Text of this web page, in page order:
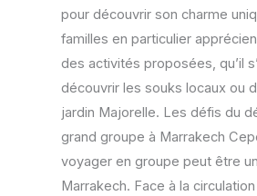
pour découvrir son charme
familles en particulier
des activités proposées, qu’il
découvrir les souks locaux ou
jardin Majorelle. Les défis du
grand groupe à Marrakech
voyager en groupe peut être
Marrakech. Face à la